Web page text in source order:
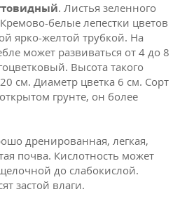
. Листья зеленного
белые лепестки цветов
ярко-желтой трубкой. На
может развиваться от 4 до 8
Высота такого
см. Диаметр цветка 6 см. Сорт
грунте, он более
дренированная, легкая,
почва. Кислотность может
до слабокислой.
застой влаги.